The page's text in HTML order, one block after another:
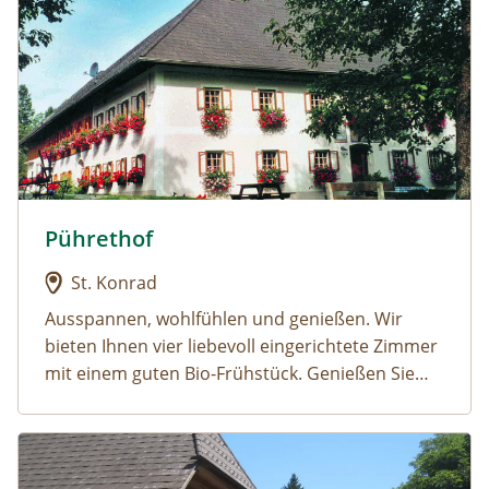
Urlaub am Bauernhof: Pührethof
Pührethof
St. Konrad
Ausspannen, wohlfühlen und genießen. Wir
bieten Ihnen vier liebevoll eingerichtete Zimmer
mit einem guten Bio-Frühstück. Genießen Sie
mit uns und erfahren Sie so viel Wissenswertes
von uns, unserem Ort, unserer Region und alles
Sehenswerte. Wie heute Landwirtschaft
Urlaub am Bauernhof: Vordere Viechtau